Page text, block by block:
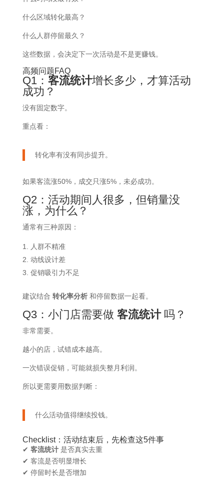
什么区域转化最高？
什么人群停留最久？
这些数据，会决定下一次活动是不是更赚钱。
高频问题FAQ
Q1： 客流统计增长多少，才算活动
成功？
没有固定数字。
重点看：
转化率有没有同步提升。
如果客流涨50%，成交只涨5%，未必成功。
Q2：活动期间人很多，但销量没
涨，为什么？
通常有三种原因：
人群不精准
动线设计差
促销吸引力不足
建议结合 转化率分析和停留数据一起看。
Q3：小门店需要做 客流统计吗？
非常需要。
越小的店，试错成本越高。
一次错误促销，可能就损失整月利润。
所以更需要用数据判断：
什么活动值得继续投钱。
Checklist：活动结束后，先检查这5件事
✔ 客流统计是否真实去重
✔ 客流是否明显增长
✔ 停留时长是否增加